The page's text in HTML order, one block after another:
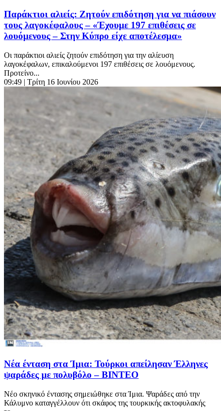
Παράκτιοι αλιείς: Ζητούν επιδότηση για να πιάσουν
τους λαγοκέφαλους – «Έχουμε 197 επιθέσεις σε
λουόμενους – Στην Κύπρο είχε αποτέλεσμα»
Οι παράκτιοι αλιείς ζητούν επιδότηση για την αλίευση
λαγοκέφαλων, επικαλούμενοι 197 επιθέσεις σε λουόμενους.
Προτείνο...
09:49 | Τρίτη 16 Ιουνίου 2026
Νέα ένταση στα Ίμια: Τούρκοι απείλησαν Έλληνες
ψαράδες με πολυβόλο – ΒΙΝΤΕΟ
Νέο σκηνικό έντασης σημειώθηκε στα Ίμια. Ψαράδες από την
Κάλυμνο καταγγέλλουν ότι σκάφος της τουρκικής ακτοφυλακής